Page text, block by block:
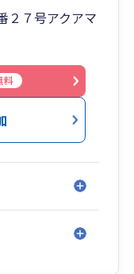
２７号アクアマ
料